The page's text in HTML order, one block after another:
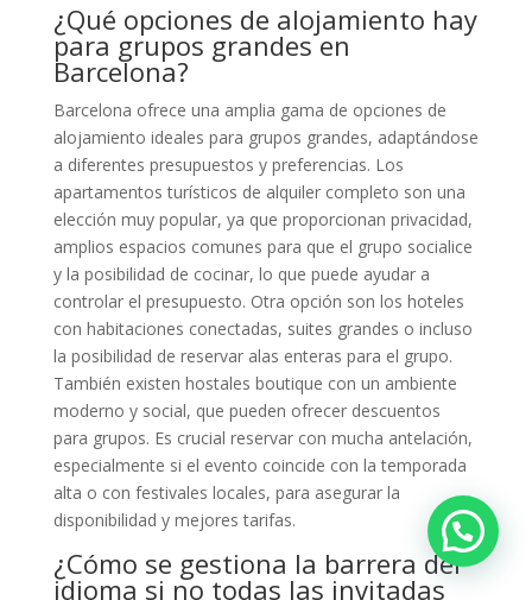
¿Qué opciones de alojamiento hay
para grupos grandes en
Barcelona?
Barcelona ofrece una amplia gama de opciones de
alojamiento ideales para grupos grandes, adaptándose
a diferentes presupuestos y preferencias. Los
apartamentos turísticos de alquiler completo son una
elección muy popular, ya que proporcionan privacidad,
amplios espacios comunes para que el grupo socialice
y la posibilidad de cocinar, lo que puede ayudar a
controlar el presupuesto. Otra opción son los hoteles
con habitaciones conectadas, suites grandes o incluso
la posibilidad de reservar alas enteras para el grupo.
También existen hostales boutique con un ambiente
moderno y social, que pueden ofrecer descuentos
para grupos. Es crucial reservar con mucha antelación,
especialmente si el evento coincide con la temporada
alta o con festivales locales, para asegurar la
disponibilidad y mejores tarifas.
¿Cómo se gestiona la barrera del
idioma si no todas las invitadas